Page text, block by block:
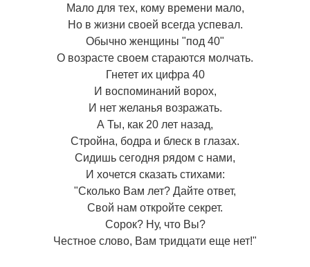
Мало для тех, кому времени мало,
Но в жизни своей всегда успевал.
Обычно женщины "под 40"
О возрасте своем стараются молчать.
Гнетет их цифра 40
И воспоминаний ворох,
И нет желанья возражать.
А Ты, как 20 лет назад,
Стройна, бодра и блеск в глазах.
Сидишь сегодня рядом с нами,
И хочется сказать стихами:
"Сколько Вам лет? Дайте ответ,
Свой нам откройте секрет.
Сорок? Ну, что Вы?
Честное слово, Вам тридцати еще нет!"